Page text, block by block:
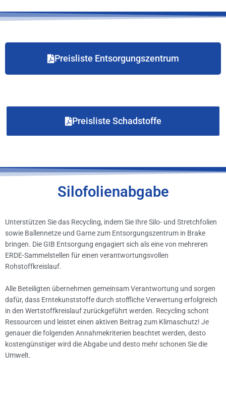
Preisliste Entsorgungszentrum
Preisliste Schadstoffe
Silofolienabgabe
Unterstützen Sie das Recycling, indem Sie Ihre Silo- und Stretchfolien
sowie Ballennetze und Garne zum Entsorgungszentrum in Brake
bringen. Die GIB Entsorgung engagiert sich als eine von mehreren
ERDE-Sammelstellen für einen verantwortungsvollen
Rohstoffkreislauf.
Alle Beteiligten übernehmen gemeinsam Verantwortung und sorgen
dafür, dass Erntekunststoffe durch stoffliche Verwertung erfolgreich
in den Wertstoffkreislauf zurückgeführt werden. Recycling schont
Ressourcen und leistet einen aktiven Beitrag zum Klimaschutz! Je
genauer die folgenden Annahmekriterien beachtet werden, desto
kostengünstiger wird die Abgabe und desto mehr schonen Sie die
Umwelt.